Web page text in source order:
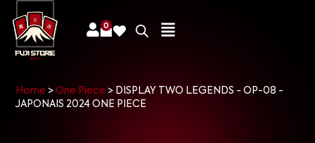
0
Home >One Piece > DISPLAY TWO LEGENDS - OP-08 -
JAPONAIS 2024 ONE PIECE